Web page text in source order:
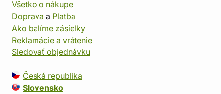
Všetko o nákupe
Doprava a Platba
Ako balíme zásielky
Reklamácie a vrátenie
Sledovať objednávku
Česká republika
Slovensko